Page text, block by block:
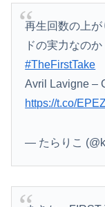
再生回数の上
ドの実力なの
#TheFirstTake
Avril Lavigne –
https://t.co/
— たらりこ